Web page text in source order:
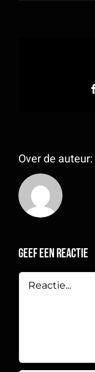
Over de auteur:
Geef een reactie
Reactie